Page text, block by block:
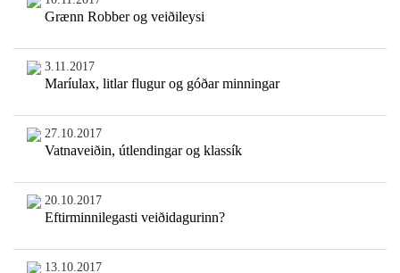
Grænn Robber og veiðileysi
3.11.2017
Maríulax, litlar flugur og góðar minningar
27.10.2017
Vatnaveiðin, útlendingar og klassík
20.10.2017
Eftirminnilegasti veiðidagurinn?
13.10.2017